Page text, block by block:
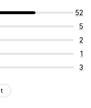
52
5
2
1
3